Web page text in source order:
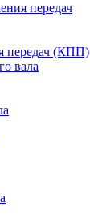
передач
передач (КПП)
вала